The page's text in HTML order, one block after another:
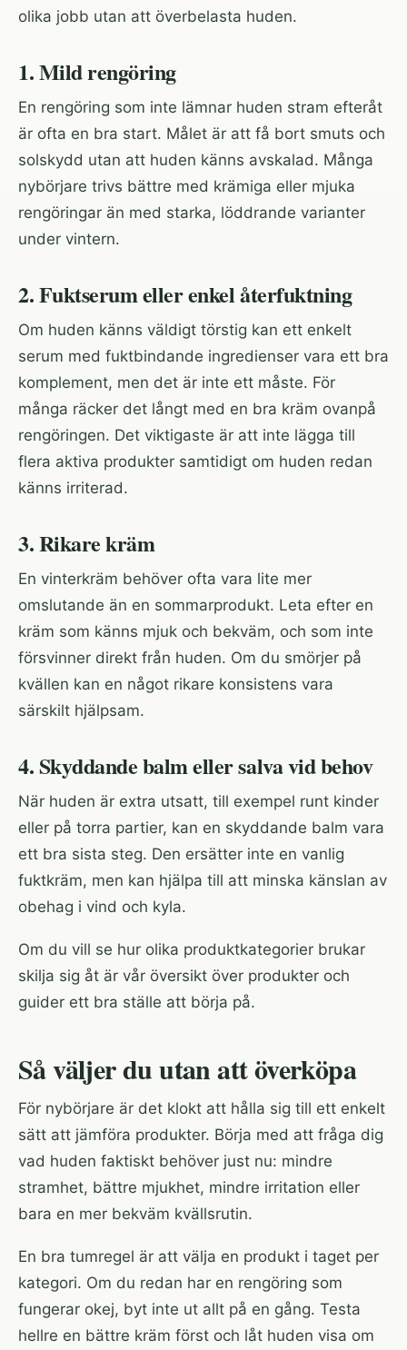
olika jobb utan att överbelasta huden.
1. Mild rengöring
En rengöring som inte lämnar huden stram efteråt
är ofta en bra start. Målet är att få bort smuts och
solskydd utan att huden känns avskalad. Många
nybörjare trivs bättre med krämiga eller mjuka
rengöringar än med starka, löddrande varianter
under vintern.
2. Fuktserum eller enkel återfuktning
Om huden känns väldigt törstig kan ett enkelt
serum med fuktbindande ingredienser vara ett bra
komplement, men det är inte ett måste. För
många räcker det långt med en bra kräm ovanpå
rengöringen. Det viktigaste är att inte lägga till
flera aktiva produkter samtidigt om huden redan
känns irriterad.
3. Rikare kräm
En vinterkräm behöver ofta vara lite mer
omslutande än en sommarprodukt. Leta efter en
kräm som känns mjuk och bekväm, och som inte
försvinner direkt från huden. Om du smörjer på
kvällen kan en något rikare konsistens vara
särskilt hjälpsam.
4. Skyddande balm eller salva vid behov
När huden är extra utsatt, till exempel runt kinder
eller på torra partier, kan en skyddande balm vara
ett bra sista steg. Den ersätter inte en vanlig
fuktkräm, men kan hjälpa till att minska känslan av
obehag i vind och kyla.
Om du vill se hur olika produktkategorier brukar
skilja sig åt är vår översikt över produkter och
guider ett bra ställe att börja på.
Så väljer du utan att överköpa
För nybörjare är det klokt att hålla sig till ett enkelt
sätt att jämföra produkter. Börja med att fråga dig
vad huden faktiskt behöver just nu: mindre
stramhet, bättre mjukhet, mindre irritation eller
bara en mer bekväm kvällsrutin.
En bra tumregel är att välja en produkt i taget per
kategori. Om du redan har en rengöring som
fungerar okej, byt inte ut allt på en gång. Testa
hellre en bättre kräm först och låt huden visa om